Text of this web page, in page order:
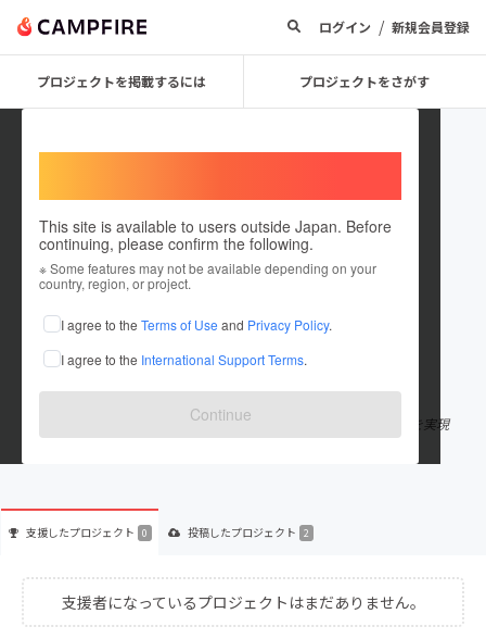
ログイン / 新規会員登録
プロジェクトを掲載するには プロジェクトをさがす
This site is available to users outside Japan. Before
continuing, please confirm the following.
※ Some features may not be available depending on your
country, region, or project.
I agree to the Terms of Use and Privacy Policy.
I agree to the International Support Terms.
Continue
youchan1979
これまでに2件のプロジェクトを投稿しています
在住国：日本 現在地：大阪府
出身国：日本 出身地：兵庫県
フィリピンで小型固定翼機免許を取得。夢を与えるプロジェクトを実現
したい
支援したプロジェクト 0 投稿したプロジェクト 2
支援者になっているプロジェクトはまだありません。